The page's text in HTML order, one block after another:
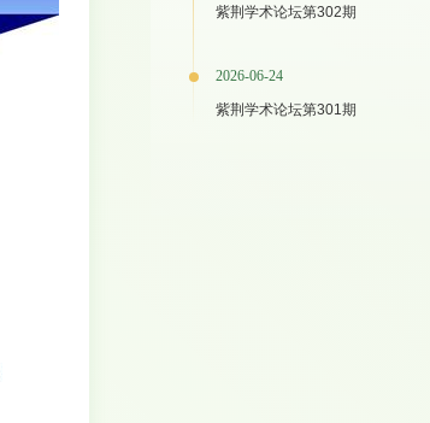
紫荆学术论坛第302期
2026-06-24
紫荆学术论坛第301期